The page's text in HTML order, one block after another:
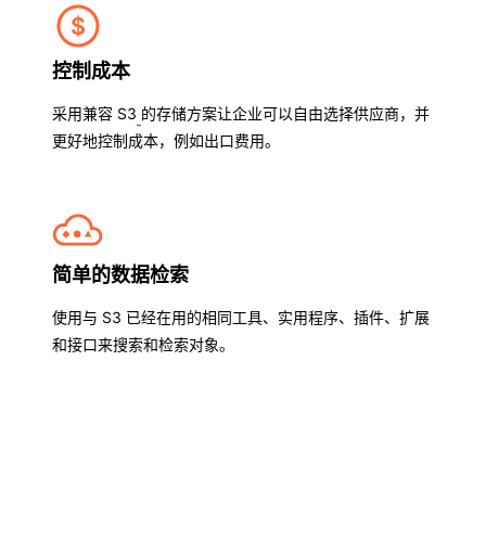
控制成本
采用兼容 S3 的存储方案让企业可以自由选择供应商，并
更好地控制成本，例如出口费用。
简单的数据检索
使用与 S3 已经在用的相同工具、实用程序、插件、扩展
和接口来搜索和检索对象。